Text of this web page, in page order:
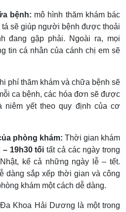
bệnh: mô hình thăm khám bác
tá sẽ giúp người bệnh được thoải
đang gặp phải. Ngoài ra, mọi
tin cá nhân của cánh chị em sẽ
phí thăm khám và chữa bệnh sẽ
ca bệnh, các hóa đơn sẽ được
niêm yết theo quy định của cơ
phòng khám: Thời gian khám
– 19h30 tối tất cả các ngày trong
kể cả những ngày lễ – tết.
dàng sắp xếp thời gian và công
khám một cách dễ dàng.
Khoa Hải Dương là một trong